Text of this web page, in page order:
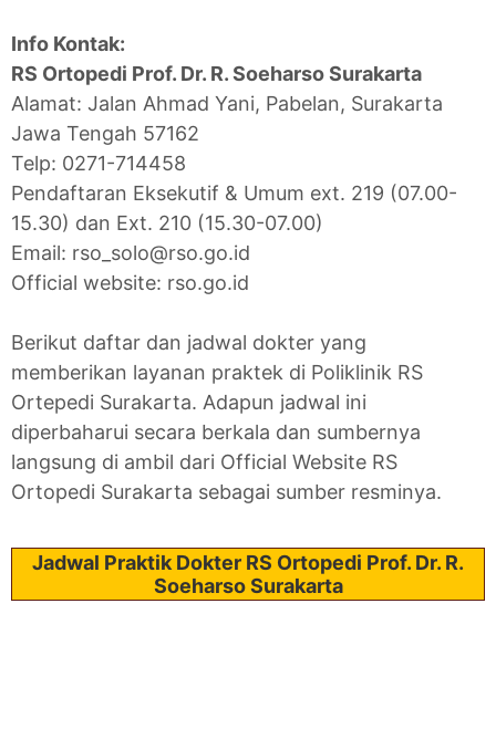
Info Kontak:
RS Ortopedi Prof. Dr. R. Soeharso Surakarta
Alamat: Jalan Ahmad Yani, Pabelan, Surakarta
Jawa Tengah 57162
Telp: 0271-714458
Pendaftaran Eksekutif & Umum ext. 219 (07.00-
15.30) dan Ext. 210 (15.30-07.00)
Email: rso_solo@rso.go.id
Official website: rso.go.id
Berikut daftar dan jadwal dokter yang
memberikan layanan praktek di Poliklinik RS
Ortepedi Surakarta. Adapun jadwal ini
diperbaharui secara berkala dan sumbernya
langsung di ambil dari Official Website RS
Ortopedi Surakarta sebagai sumber resminya.
Jadwal Praktik Dokter RS Ortopedi Prof. Dr. R.
Soeharso Surakarta